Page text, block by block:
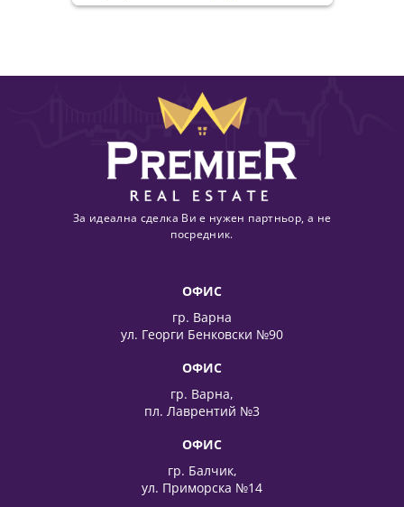
За идеална сделка Ви е нужен партньор, а не
посредник.
ОФИС
гр. Варна
ул. Георги Бенковски №90
ОФИС
гр. Варна,
пл. Лаврентий №3
ОФИС
гр. Балчик,
ул. Приморска №14